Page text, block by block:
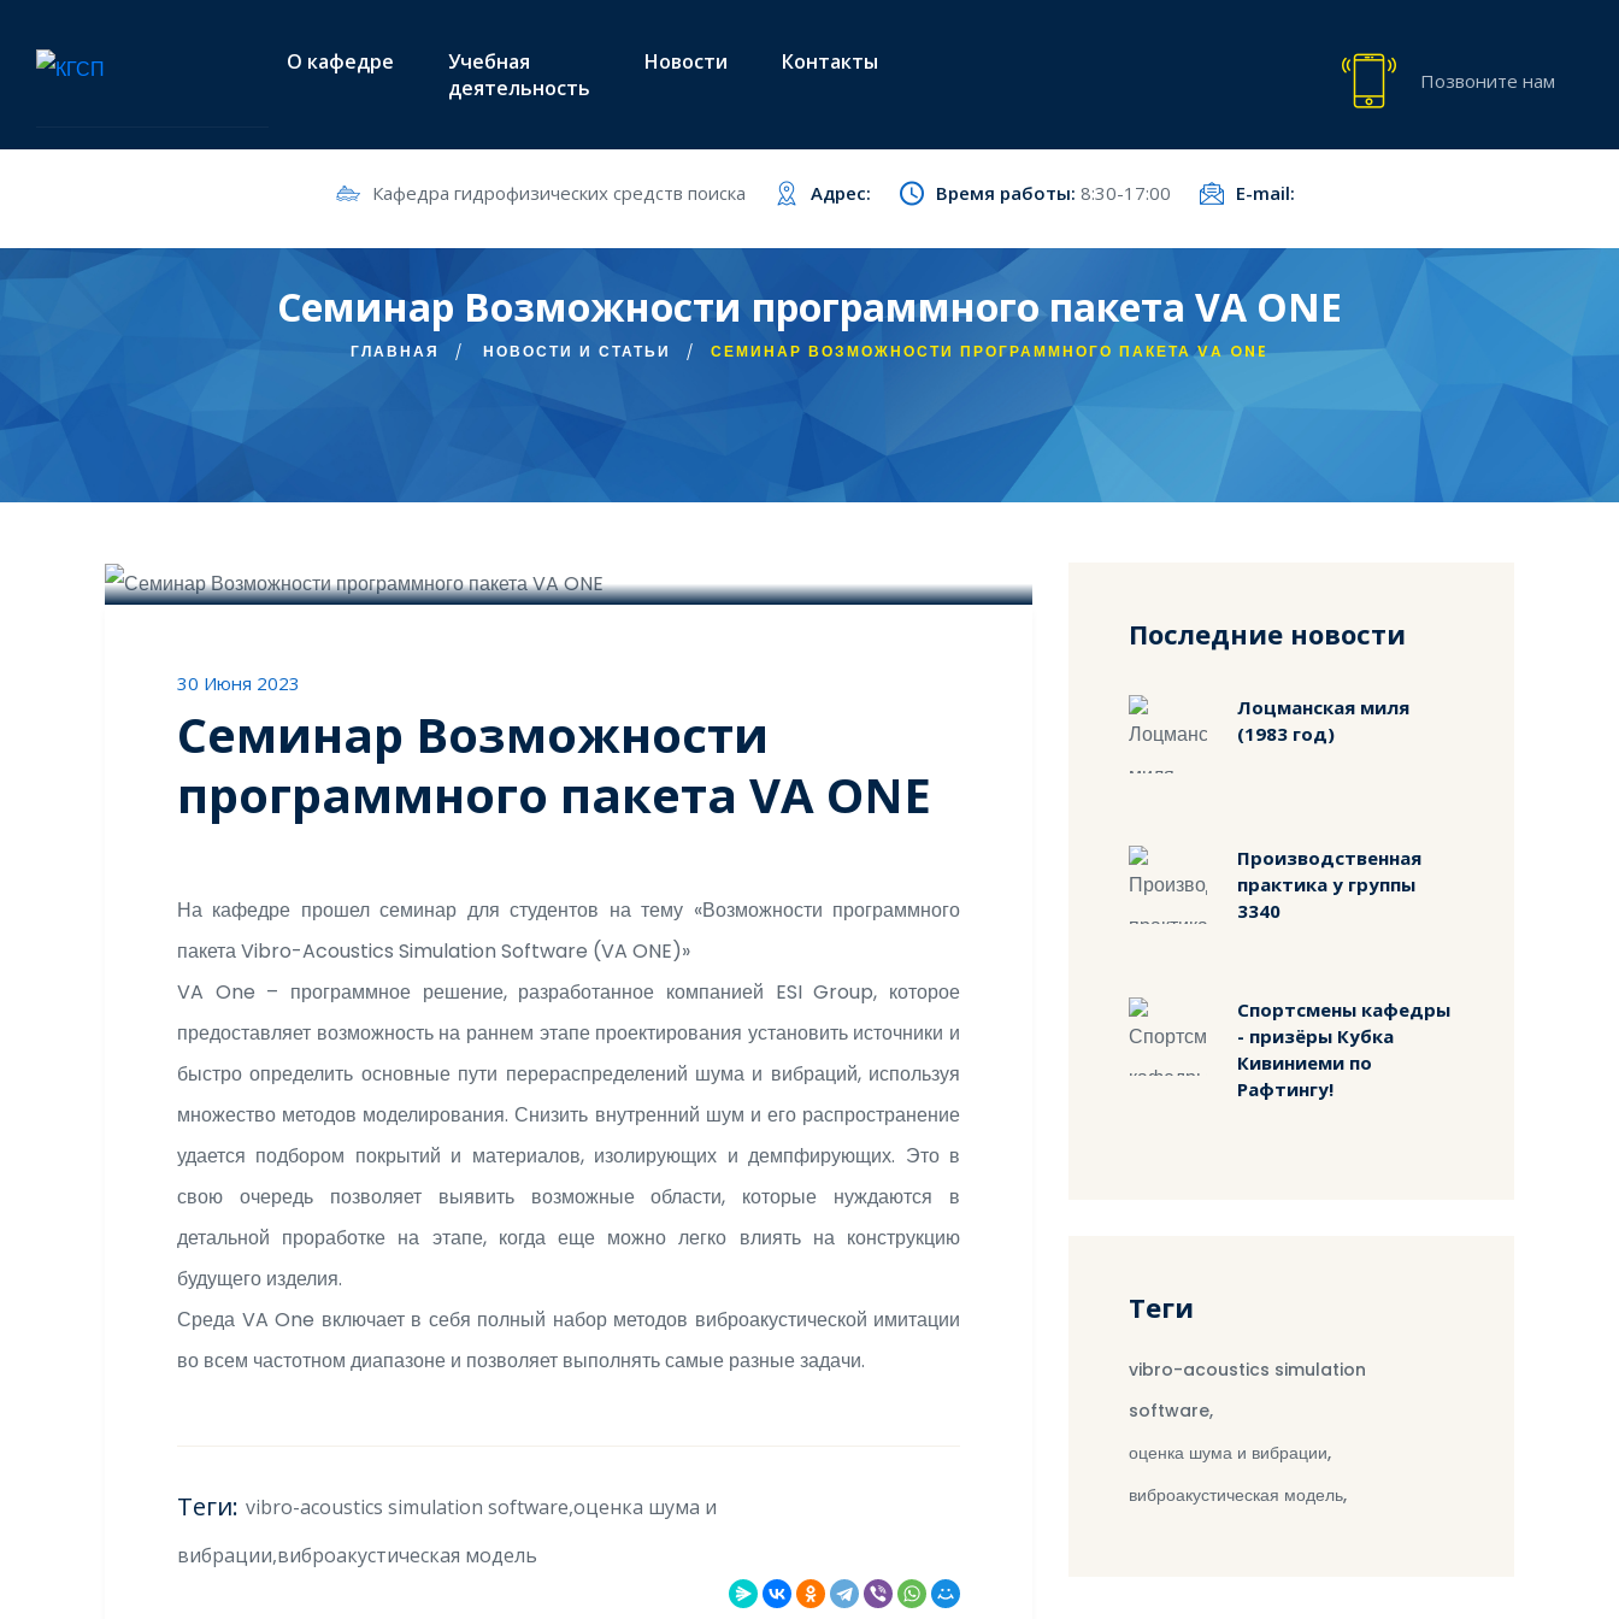
О кафедре
Учебная
деятельность
Новости Контакты
Позвоните нам
Кафедра гидрофизических средств поиска Адрес: Время работы: 8:30-17:00 E-mail:
Семинар Возможности программного пакета VA ONE
ГЛАВНАЯ НОВОСТИ И СТАТЬИ СЕМИНАР ВОЗМОЖНОСТИ ПРОГРАММНОГО ПАКЕТА VA ONE
30 Июня 2023
Семинар Возможности
программного пакета VA ONE
На кафедре прошел семинар для студентов на тему «Возможности программного
пакета Vibro-Acoustics Simulation Software (VA ONE)»
VA One – программное решение, разработанное компанией ESI Group, которое
предоставляет возможность на раннем этапе проектирования установить источники и
быстро определить основные пути перераспределений шума и вибраций, используя
множество методов моделирования. Снизить внутренний шум и его распространение
удается подбором покрытий и материалов, изолирующих и демпфирующих. Это в
свою очередь позволяет выявить возможные области, которые нуждаются в
детальной проработке на этапе, когда еще можно легко влиять на конструкцию
будущего изделия.
Среда VA One включает в себя полный набор методов виброакустической имитации
во всем частотном диапазоне и позволяет выполнять самые разные задачи.
Теги: vibro-acoustics simulation software,оценка шума и
вибрации,виброакустическая модель
Последние новости
Лоцманская миля
(1983 год)
Производственная
практика у группы
3340
Спортсмены кафедры
- призёры Кубка
Кивиниеми по
Рафтингу!
Теги
vibro-acoustics simulation
software,
оценка шума и вибрации,
виброакустическая модель,